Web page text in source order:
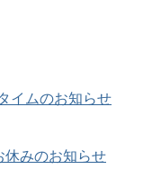
イムのお知らせ
みのお知らせ